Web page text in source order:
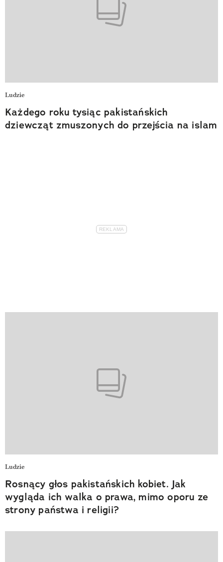
Ludzie
Każdego roku tysiąc pakistańskich
dziewcząt zmuszonych do przejścia na islam
Ludzie
Rosnący głos pakistańskich kobiet. Jak
wygląda ich walka o prawa, mimo oporu ze
strony państwa i religii?